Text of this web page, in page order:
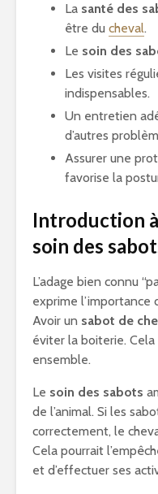
La santé des
être du cheval.
Le soin des
Les visites
indispensables.
Un entretien
d’autres
Assurer une
favorise la
Introduction
soin des
L’adage bien connu
exprime l’importance
Avoir un sabot de
éviter la boiterie.
ensemble.
Le soin des sabots
de l’animal. Si les
correctement, le
Cela pourrait
et d’effectuer ses